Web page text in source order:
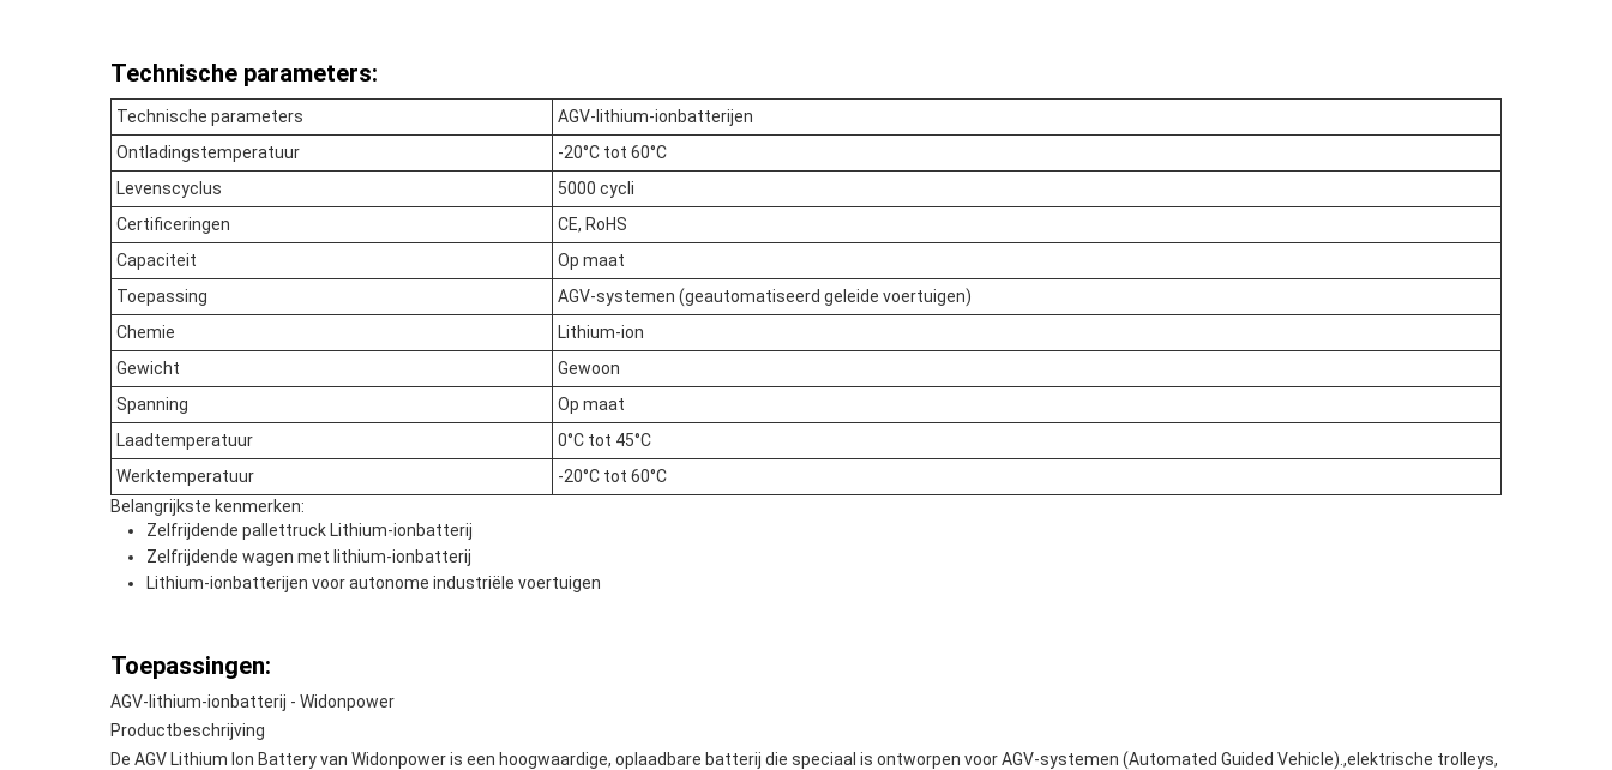
Technische parameters:
Technische parameters
AGV-lithium-ionbatterijen
Ontladingstemperatuur
-20°C tot 60°C
Levenscyclus
5000 cycli
Certificeringen
CE, RoHS
Capaciteit
Op maat
Toepassing
AGV-systemen (geautomatiseerd geleide voertuigen)
Chemie
Lithium-ion
Gewicht
Gewoon
Spanning
Op maat
Laadtemperatuur
0°C tot 45°C
Werktemperatuur
-20°C tot 60°C
Belangrijkste kenmerken:
Zelfrijdende pallettruck Lithium-ionbatterij
Zelfrijdende wagen met lithium-ionbatterij
Lithium-ionbatterijen voor autonome industriële voertuigen
Toepassingen:
AGV-lithium-ionbatterij - Widonpower
Productbeschrijving
De AGV Lithium Ion Battery van Widonpower is een hoogwaardige, oplaadbare batterij die speciaal is ontworpen voor AGV-systemen (Automated Guided Vehicle).,elektrische trolleys,